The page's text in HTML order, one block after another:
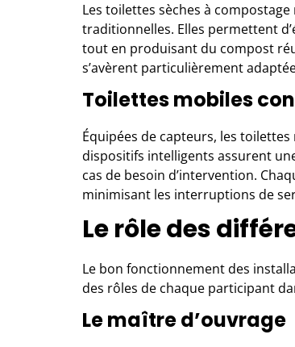
Les toilettes sèches à
traditionnelles. Elles permettent
tout en produisant du compost
s’avèrent particulièrement
Toilettes mobiles
Équipées de capteurs, les
dispositifs intelligents assurent
cas de besoin d’intervention.
minimisant les interruptions de
Le rôle des
Le bon fonctionnement des
des rôles de chaque participant
Le maître d’ouvrage